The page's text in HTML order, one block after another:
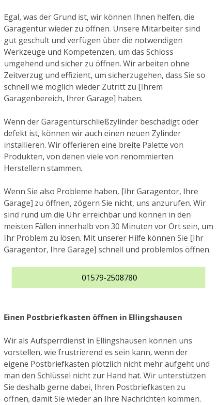
Egal, was der Grund ist, wir können Ihnen helfen, die
Garagentür wieder zu öffnen. Unsere Mitarbeiter sind
gut geschult und verfügen über die notwendigen
Werkzeuge und Kompetenzen, um das Schloss
umgehend und sicher zu öffnen. Wir arbeiten ohne
Zeitverzug und effizient, um sicherzugehen, dass Sie so
schnell wie möglich wieder Zutritt zu [Ihrem
Garagenbereich, Ihrer Garage] haben.
Wenn der Garagentürschließzylinder beschädigt oder
defekt ist, können wir auch einen neuen Zylinder
installieren. Wir offerieren eine breite Palette von
Produkten, von denen viele von renommierten
Herstellern stammen.
Wenn Sie also Probleme haben, [Ihr Garagentor, Ihre
Garage] zu öffnen, zögern Sie nicht, uns anzurufen. Wir
sind rund um die Uhr erreichbar und können in den
meisten Fällen innerhalb von 30 Minuten vor Ort sein, um
Ihr Problem zu lösen. Mit unserer Hilfe können Sie [Ihr
Garagentor, Ihre Garage] schnell und problemlos öffnen.
01579-2508780
Einen Postbriefkasten öffnen in Ellingshausen
Wir als Aufsperrdienst in Ellingshausen können uns
vorstellen, wie frustrierend es sein kann, wenn der
eigene Postbriefkasten plötzlich nicht mehr aufgeht und
man den Schlüssel nicht zur Hand hat. Wir unterstützen
Sie deshalb gerne dabei, Ihren Postbriefkasten zu
öffnen, damit Sie wieder an Ihre Nachrichten kommen.